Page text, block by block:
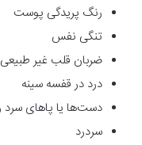
رنگ پریدگی پوست
تنگی نفس
ضربان قلب غیر
درد در قفسه سینه
دست‌ها یا پاهای سرد
سردرد